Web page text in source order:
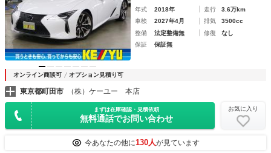
年式 2018年 走行
3.6万km
車検
2027年4月 排気
3500cc
整備
法定整備無 修復
なし
保証
保証無
オンライン商談可 オプション見積り可
東京都町田市 （株）ケーユー 本店
まずは在庫確認・見積依頼
無料通話でお問い合わせ
お気に入り
今あなたの他に130人が見ています